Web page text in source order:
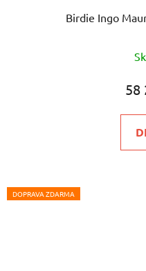
Birdie Ingo
58
DOPRAVA ZDARMA